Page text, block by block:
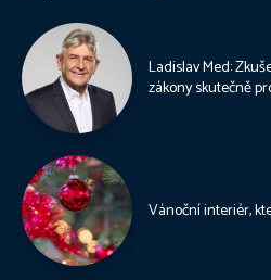
Ladislav Med:
zákony skutečně
Vánoční interiér,